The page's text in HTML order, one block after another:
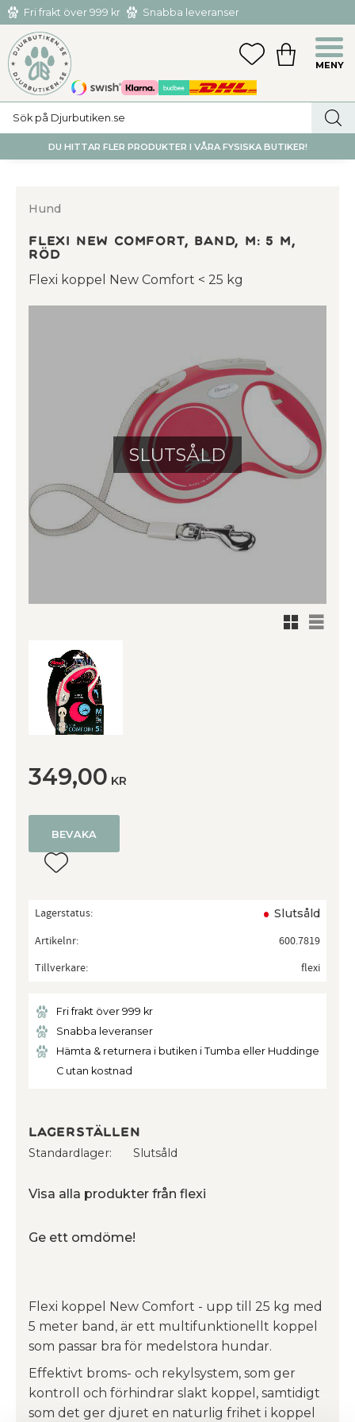
Meny
Fri frakt över 999 kr
Snabba leveranser
Hämta och returnera i butiken i Tumba eller Huddinge C
FAVORITER
KUNDVAGN
DU HITTAR FLER PRODUKTER I VÅRA FYSISKA BUTIKER!
Hund
flexi New Comfort, band, M: 5 m,
röd
Flexi koppel New Comfort < 25 kg
SLUTSÅLD
Rutnätsvy
Listvy
349,00 KR
Lägg till i favoriter
BEVAKA
Lagerstatus Slutsåld
Artikelnr
600.7819
Tillverkare
flexi
Fri frakt över 999 kr
Snabba leveranser
Hämta & returnera i butiken i Tumba eller Huddinge
C utan kostnad
Lagerställen
Standardlager Slutsåld
Visa alla produkter från flexi
Ge ett omdöme!
Flexi koppel New Comfort - upp till 25 kg med
5 meter band, är ett multifunktionellt koppel
som passar bra för medelstora hundar.
Effektivt broms- och rekylsystem, som ger
kontroll och förhindrar slakt koppel, samtidigt
som det ger djuret en naturlig frihet i koppel